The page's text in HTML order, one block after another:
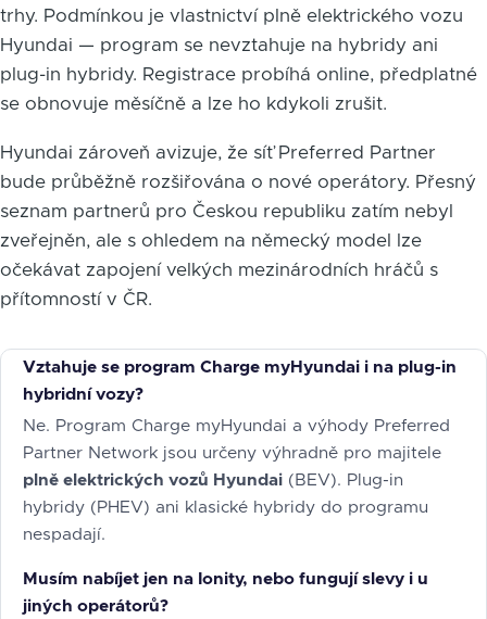
trhy. Podmínkou je vlastnictví plně elektrického vozu
Hyundai — program se nevztahuje na hybridy ani
plug-in hybridy. Registrace probíhá online, předplatné
se obnovuje měsíčně a lze ho kdykoli zrušit.
Hyundai zároveň avizuje, že síť Preferred Partner
bude průběžně rozšiřována o nové operátory. Přesný
seznam partnerů pro Českou republiku zatím nebyl
zveřejněn, ale s ohledem na německý model lze
očekávat zapojení velkých mezinárodních hráčů s
přítomností v ČR.
Vztahuje se program Charge myHyundai i na plug-in
hybridní vozy?
Ne. Program Charge myHyundai a výhody Preferred
Partner Network jsou určeny výhradně pro majitele
plně elektrických vozů Hyundai (BEV). Plug-in
hybridy (PHEV) ani klasické hybridy do programu
nespadají.
Musím nabíjet jen na Ionity, nebo fungují slevy i u
jiných operátorů?